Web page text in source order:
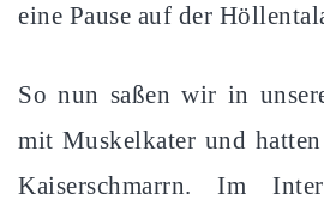
eine Pause auf der
So nun saßen wir in
mit Muskelkater und
Kaiserschmarrn. Im